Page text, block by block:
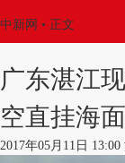
中新网 • 正文
广东湛江
空直挂海面
2017年05月11日